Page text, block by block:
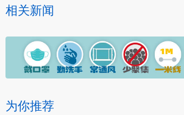
相关新闻
为你推荐